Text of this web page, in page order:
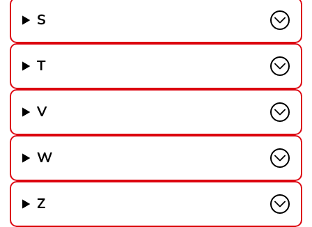
S
T
V
W
Z